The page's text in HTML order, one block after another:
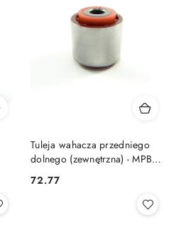
Tuleja wahacza przedniego
dolnego (zewnętrzna) - MPBS:
Cena:
72.77